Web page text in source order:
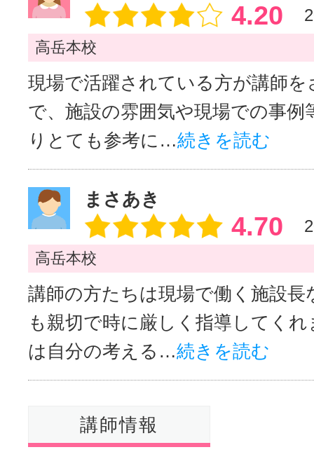
4.20
高岳本校
現場で活躍されている方が講師
で、施設の雰囲気や現場での事例
りとても参考に…続きを読む
まさあき
4.70
高岳本校
講師の方たちは現場で働く施設長
も親切で時に厳しく指導してく
は自分の考える…続きを読む
講師情報